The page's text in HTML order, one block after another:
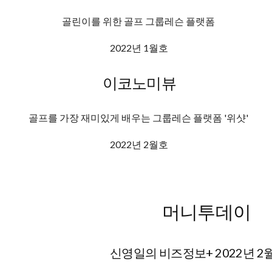
골린이를 위한 골프 그룹레슨 플랫폼
2022년 1월호
이코노미뷰
골프를 가장 재미있게 배우는 그룹레슨 플랫폼 '위샷'
2022년 2월호
머니투데이
신영일의 비즈정보+ 2022년 2